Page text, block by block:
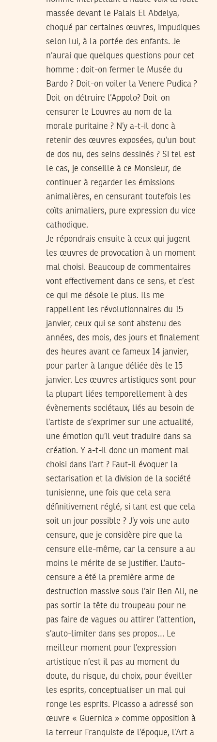
massée devant le Palais El Abdelya,
choqué par certaines œuvres, impudiques
selon lui, à la portée des enfants. Je
n’aurai que quelques questions pour cet
homme : doit-on fermer le Musée du
Bardo ? Doit-on voiler la Venere Pudica ?
Doit-on détruire l’Appolo? Doit-on
censurer le Louvres au nom de la
morale puritaine ? N’y a-t-il donc à
retenir des œuvres exposées, qu’un bout
de dos nu, des seins dessinés ? Si tel est
le cas, je conseille à ce Monsieur, de
continuer à regarder les émissions
animalières, en censurant toutefois les
coïts animaliers, pure expression du vice
cathodique.
Je répondrais ensuite à ceux qui jugent
les œuvres de provocation à un moment
mal choisi. Beaucoup de commentaires
vont effectivement dans ce sens, et c’est
ce qui me désole le plus. Ils me
rappellent les révolutionnaires du 15
janvier, ceux qui se sont abstenu des
années, des mois, des jours et finalement
des heures avant ce fameux 14 janvier,
pour parler à langue déliée dès le 15
janvier. Les œuvres artistiques sont pour
la plupart liées temporellement à des
évènements sociétaux, liés au besoin de
l’artiste de s’exprimer sur une actualité,
une émotion qu’il veut traduire dans sa
création. Y a-t-il donc un moment mal
choisi dans l’art ? Faut-il évoquer la
sectarisation et la division de la société
tunisienne, une fois que cela sera
définitivement réglé, si tant est que cela
soit un jour possible ? J’y vois une auto-
censure, que je considère pire que la
censure elle-même, car la censure a au
moins le mérite de se justifier. L’auto-
censure a été la première arme de
destruction massive sous l’air Ben Ali, ne
pas sortir la tête du troupeau pour ne
pas faire de vagues ou attirer l’attention,
s’auto-limiter dans ses propos… Le
meilleur moment pour l’expression
artistique n’est il pas au moment du
doute, du risque, du choix, pour éveiller
les esprits, conceptualiser un mal qui
ronge les esprits. Picasso a adressé son
œuvre « Guernica » comme opposition à
la terreur Franquiste de l’époque, l’Art a